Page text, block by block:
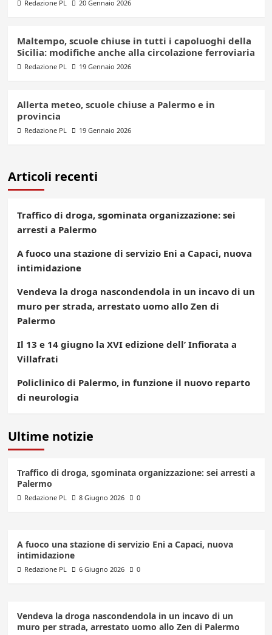
Redazione PL 20 Gennaio 2026
Maltempo, scuole chiuse in tutti i capoluoghi della
Sicilia: modifiche anche alla circolazione ferroviaria
Redazione PL 19 Gennaio 2026
Allerta meteo, scuole chiuse a Palermo e in
provincia
Redazione PL 19 Gennaio 2026
Articoli recenti
Traffico di droga, sgominata organizzazione: sei
arresti a Palermo
A fuoco una stazione di servizio Eni a Capaci, nuova
intimidazione
Vendeva la droga nascondendola in un incavo di un
muro per strada, arrestato uomo allo Zen di
Palermo
Il 13 e 14 giugno la XVI edizione dell’ Infiorata a
Villafrati
Policlinico di Palermo, in funzione il nuovo reparto
di neurologia
Ultime notizie
Traffico di droga, sgominata organizzazione: sei arresti a
Palermo
Redazione PL 8 Giugno 2026 0
A fuoco una stazione di servizio Eni a Capaci, nuova
intimidazione
Redazione PL 6 Giugno 2026 0
Vendeva la droga nascondendola in un incavo di un
muro per strada, arrestato uomo allo Zen di Palermo